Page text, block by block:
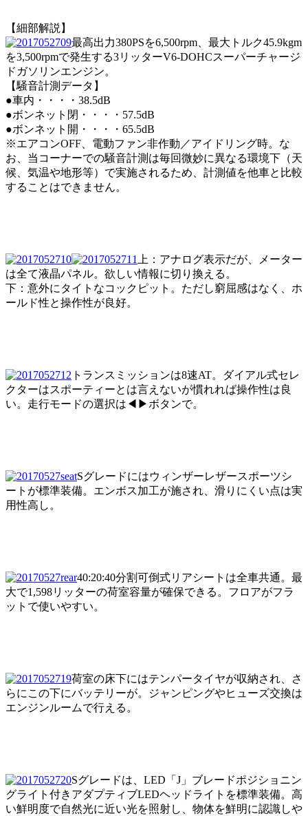
【細部解説】
最高出力380PSを6,500rpm、最大トルク45.9kgm
を3,500rpmで発生する3リッターV6-DOHCスーパーチャージ
ドガソリンエンジン。
【騒音計測データ】
●車内・・・・38.5dB
●ボンネット閉・・・・57.5dB
●ボンネット開・・・・65.5dB
※エアコンOFF、電動ファン非作動／アイドリング時。な
お、当コーナーでの騒音計測は毎回微妙に異なる環境下（天
候、気温や地形等）で実施されるため、計測値を他車と比較
することはできません。
上：アナログ表示だが、メーター
は全て液晶パネル。欲しい情報に切り換える。
下：意外にタイトなコックピット。ただし窮屈感はなく、ホ
ールド性と操作性が良好。
トランスミッションは8速AT。ダイアル式セレ
クターはスポーティーとは言えないが慣れれば操作性は良
い。走行モードの選択は◀▶ボタンで。
Sグレードにはウィンザーレザースポーツシ
ートが標準装備。エンボス加工が施され、滑りにくい点は実
用性高し。
40:20:40分割可倒式リアシートは全車共通。最
大で1,598リッターの荷室容量が確保できる。フロアがフラ
ットで使いやすい。
荷室の床下にはテンパータイヤが収納され、さ
らにこの下にバッテリーが。ジャンピングやヒューズ交換は
エンジンルームで行える。
Sグレードは、LED「J」ブレードポジショニン
グライト付きアダプティブLEDヘッドライトを標準装備。高
い鮮明度で自然光に近い光を照射し、物体を鮮明に認識しや